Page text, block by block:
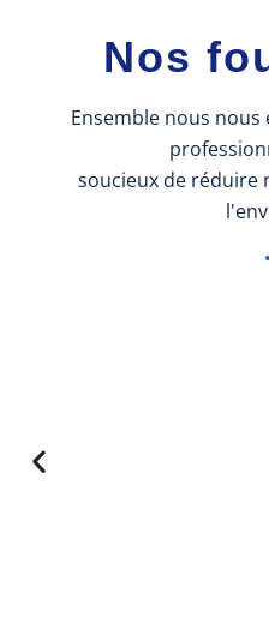
Nos
Ensemble nous
soucieux de réduire